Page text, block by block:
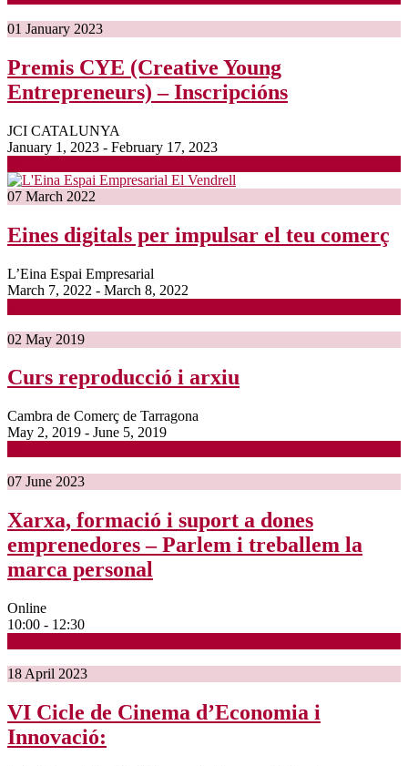
01 January 2023
Premis CYE (Creative Young
Entrepreneurs) – Inscripcións
JCI CATALUNYA
January 1, 2023 - February 17, 2023
07 March 2022
Eines digitals per impulsar el teu comerç
L’Eina Espai Empresarial
March 7, 2022 - March 8, 2022
02 May 2019
Curs reproducció i arxiu
Cambra de Comerç de Tarragona
May 2, 2019 - June 5, 2019
07 June 2023
Xarxa, formació i suport a dones
emprenedores – Parlem i treballem la
marca personal
Online
10:00 - 12:30
18 April 2023
VI Cicle de Cinema d’Economia i
Innovació: